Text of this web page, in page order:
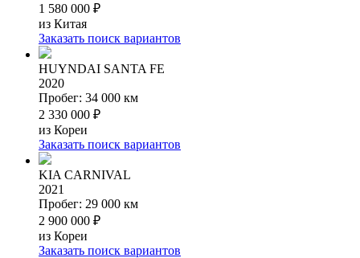
1 580 000 ₽
из Китая
Заказать поиск вариантов
HUYNDAI SANTA FE
2020
Пробег: 34 000 км
2 330 000 ₽
из Кореи
Заказать поиск вариантов
KIA CARNIVAL
2021
Пробег: 29 000 км
2 900 000 ₽
из Кореи
Заказать поиск вариантов